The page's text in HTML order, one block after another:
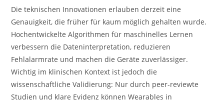
Die teknischen Innovationen erlauben derzeit eine
Genauigkeit, die früher für kaum möglich gehalten wurde.
Hochentwickelte Algorithmen für maschinelles Lernen
verbessern die Dateninterpretation, reduzieren
Fehlalarmrate und machen die Geräte zuverlässiger.
Wichtig im klinischen Kontext ist jedoch die
wissenschaftliche Validierung: Nur durch peer-reviewte
Studien und klare Evidenz können Wearables in